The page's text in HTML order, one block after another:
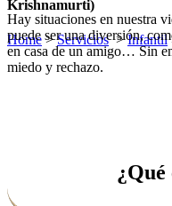
Krishnamurti)
Home>Servicios >Infantil
Hay situaciones en nuestra
puede ser una diversión,
en casa de un amigo… Sin
miedo y rechazo.
¿Qué